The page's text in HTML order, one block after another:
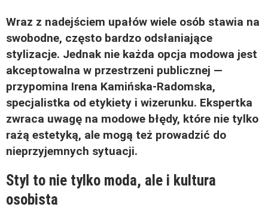
Wraz z nadejściem upałów wiele osób stawia na
swobodne, często bardzo odsłaniające
stylizacje. Jednak nie każda opcja modowa jest
akceptowalna w przestrzeni publicznej —
przypomina Irena Kamińska-Radomska,
specjalistka od etykiety i wizerunku. Ekspertka
zwraca uwagę na modowe błędy, które nie tylko
rażą estetyką, ale mogą też prowadzić do
nieprzyjemnych sytuacji.
Styl to nie tylko moda, ale i kultura
osobista